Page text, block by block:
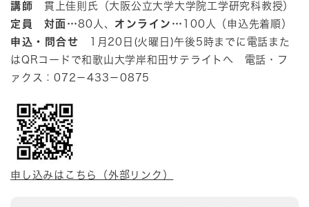
講師 貫上佳則氏（大阪公立大学大学院工学研究科教授）
定員
対面…80人、 オンライン…
100人（申込先着順）
申込・問合せ 1月20日(火曜日)午後5時までに電話また
はQRコードで和歌山大学岸和田サテライトへ 電話・フ
ァクス：072－433－0875
申し込みはこちら（外部リンク）